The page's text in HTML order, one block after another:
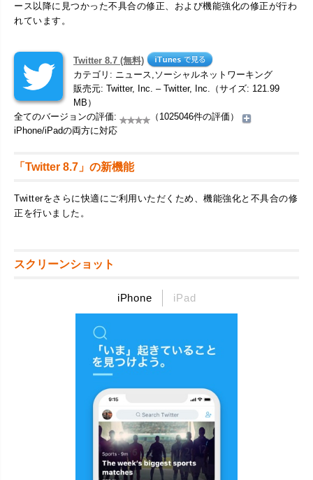
ース以降に見つかった不具合の修正、および機能強化の修正が行わ
れています。
Twitter 8.7 (無料)
カテゴリ: ニュース,ソーシャルネットワーキング
販売元: Twitter, Inc. – Twitter, Inc.（サイズ: 121.99
MB）
全てのバージョンの評価:
（1025046件の評価）
iPhone/iPadの両方に対応
「Twitter 8.7」の新機能
Twitterをさらに快適にご利用いただくため、機能強化と不具合の修
正を行いました。
スクリーンショット
iPhone iPad